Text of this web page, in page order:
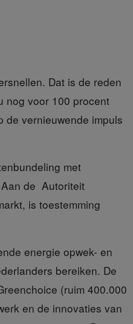
Dat is de reden
nog voor 100 procent
de vernieuwende impuls
met
de Autoriteit
is toestemming
energie opwek- en
bereiken. De
(ruim 400.000
en de innovaties van